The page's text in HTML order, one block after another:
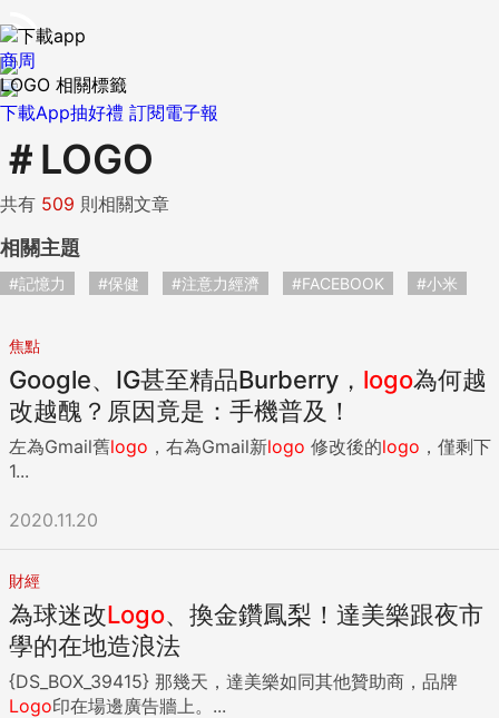
下載App抽好禮 訂閱電子報
商周
LOGO 相關標籤
＃ LOGO
共有 509 則相關文章
相關主題
#記憶力 #保健 #注意力經濟 #FACEBOOK #小米
焦點
Google、IG甚至精品Burberry， logo為何越
改越醜？原因竟是：手機普及！
左為Gmail舊logo ，右為Gmail新logo 修改後的logo ，僅剩下
1...
2020.11.20
財經
為球迷改Logo、換金鑽鳳梨！達美樂跟夜市
學的在地造浪法
{DS_BOX_39415} 那幾天，達美樂如同其他贊助商，品牌
Logo印在場邊廣告牆上。...